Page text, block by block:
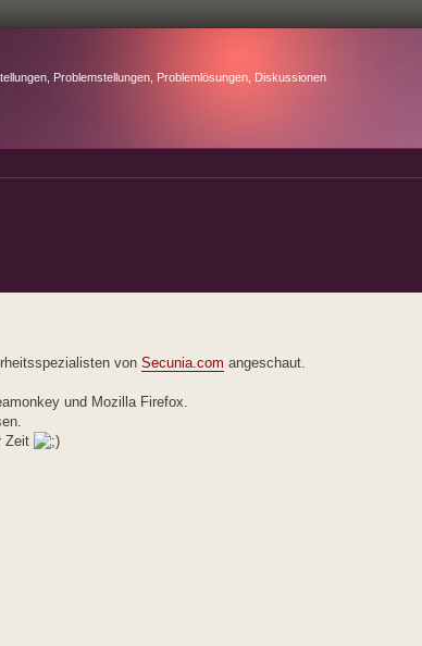
Problemstellungen, Problemlösungen, Diskussionen
von Secunia.com angeschaut.
und Mozilla Firefox.
Zeit